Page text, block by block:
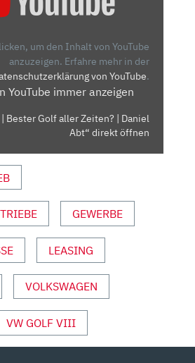
um den Inhalt von YouTube
anzuzeigen. Erfahre mehr in der
von YouTube.
YouTube immer anzeigen
| Bester Golf aller Zeiten? | Daniel
Abt“ direkt öffnen
GEWERBE
LEASING
VOLKSWAGEN
VW GOLF VIII